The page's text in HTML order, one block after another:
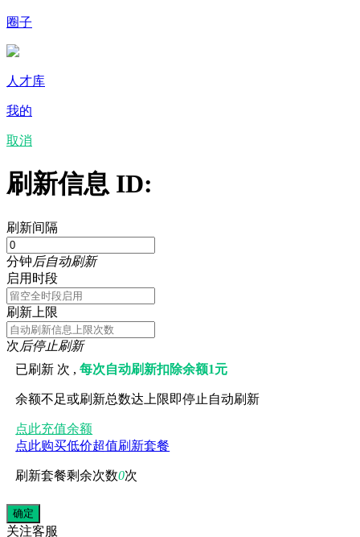
圈子
人才库
我的
取消
刷新信息 ID:
刷新间隔
分钟后自动刷新
启用时段
刷新上限
次后停止刷新
已刷新 次 ,每次自动刷新扣除余额1元
余额不足或刷新总数达上限即停止自动刷新
点此充值余额
点此购买低价超值刷新套餐
刷新套餐剩余次数0次
关注客服